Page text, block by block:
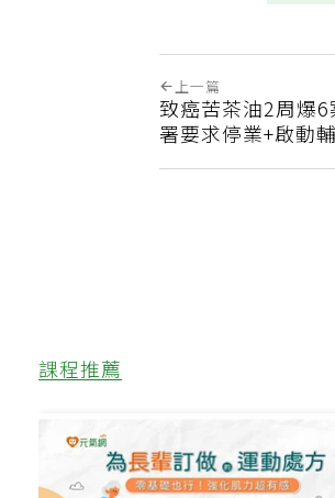
上一篇
致癌苦茶油2周爆
署要求停業+啟動
課程推薦